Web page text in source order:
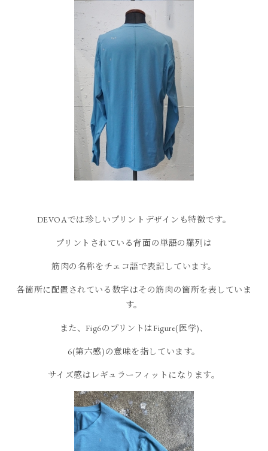
DEVOAでは珍しいプリントデザインも特徴です。
プリントされている背面の単語の羅列は
筋肉の名称をチェコ語で表記しています。
各箇所に配置されている数字はその筋肉の箇所を表していま
す。
また、Fig6のプリントはFigure(医学)、
6(第六感)の意味を指しています。
サイズ感はレギュラーフィットになります。